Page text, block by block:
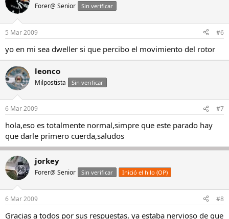
Forer@ Senior Sin verificar
5 Mar 2009 #6
yo en mi sea dweller si que percibo el movimiento del rotor
leonco
Milpostista Sin verificar
6 Mar 2009 #7
hola,eso es totalmente normal,simpre que este parado hay
que darle primero cuerda,saludos
jorkey
Forer@ Senior Sin verificar Inició el hilo (OP)
6 Mar 2009 #8
Gracias a todos por sus respuestas, ya estaba nervioso de que